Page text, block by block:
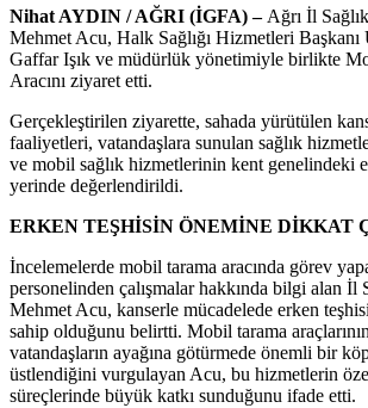
Nihat AYDIN / AĞRI (İGFA) – Ağrı İl
Mehmet Acu, Halk Sağlığı Hizmetleri
Gaffar Işık ve müdürlük yönetimiyle birlikte
Aracını ziyaret etti.
Gerçekleştirilen ziyarette, sahada yürütülen
faaliyetleri, vatandaşlara sunulan sağlık
ve mobil sağlık hizmetlerinin kent genelindeki
yerinde değerlendirildi.
ERKEN TEŞHİSİN ÖNEMİNE DİKKAT
İncelemelerde mobil tarama aracında görev
personelinden çalışmalar hakkında bilgi alan İl
Mehmet Acu, kanserle mücadelede erken
sahip olduğunu belirtti. Mobil tarama
vatandaşların ayağına götürmede önemli bir
üstlendiğini vurgulayan Acu, bu hizmetlerin
süreçlerinde büyük katkı sunduğunu ifade etti.